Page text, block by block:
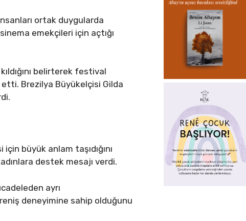
ortak duygularda
emekçileri için açtığı
belirterek festival
etti. Brezilya Büyükelçisi Gilda
büyük anlam taşıdığını
destek mesajı verdi.
ayrı
deneyimine sahip olduğunu